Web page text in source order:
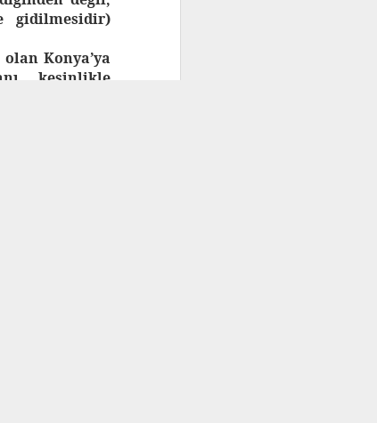
gidilmesidir)
Konya’ya
kesinlikle